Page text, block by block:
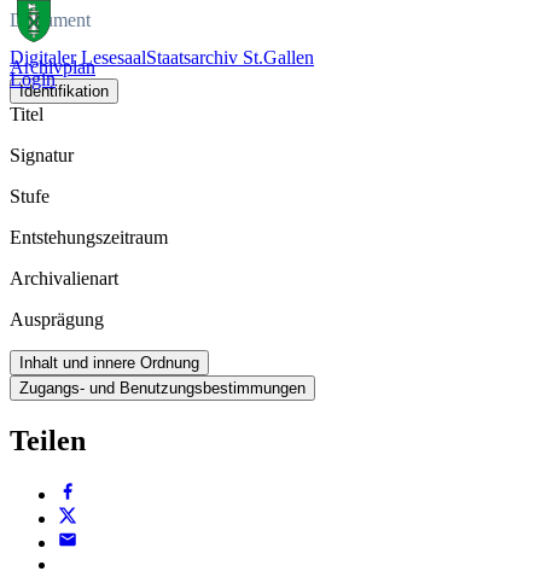
Digitaler LesesaalStaatsarchiv St.Gallen
Login
Dokument
Archivplan
Identifikation
Titel
Signatur
Stufe
Entstehungszeitraum
Archivalienart
Ausprägung
Inhalt und innere Ordnung
Zugangs- und Benutzungsbestimmungen
Teilen